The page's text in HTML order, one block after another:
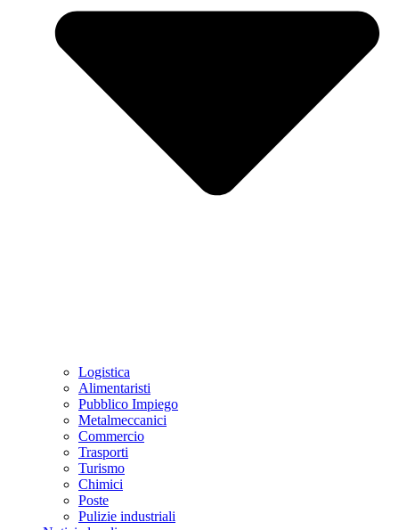
Logistica
Alimentaristi
Pubblico Impiego
Metalmeccanici
Commercio
Trasporti
Turismo
Chimici
Poste
Pulizie industriali